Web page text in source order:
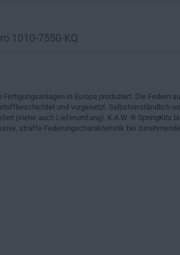
1010-7550-KQ
in Europa produziert. Die Federn
und vorgesetzt. Selbstverständlich
(siehe auch Lieferumfang). K.A.W. ® SpringKits
straffe Federungscharakteristik bei